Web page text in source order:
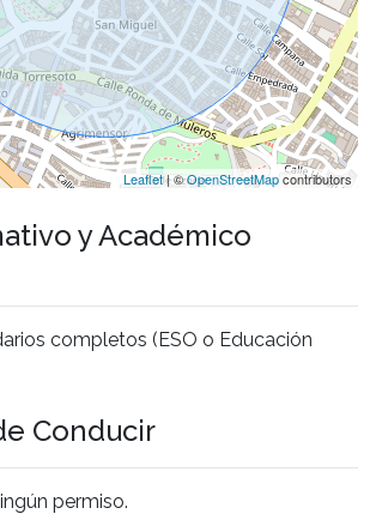
Leaflet| ©OpenStreetMapcontributors
y Académico
completos (ESO o Educación
Conducir
permiso.